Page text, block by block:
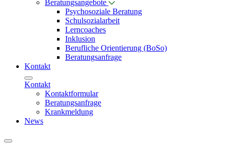
Beratungsangebote
Psychosoziale Beratung
Schulsozialarbeit
Lerncoaches
Inklusion
Berufliche Orientierung (BoSo)
Beratungsanfrage
Kontakt
Kontakt
Kontaktformular
Beratungsanfrage
Krankmeldung
News